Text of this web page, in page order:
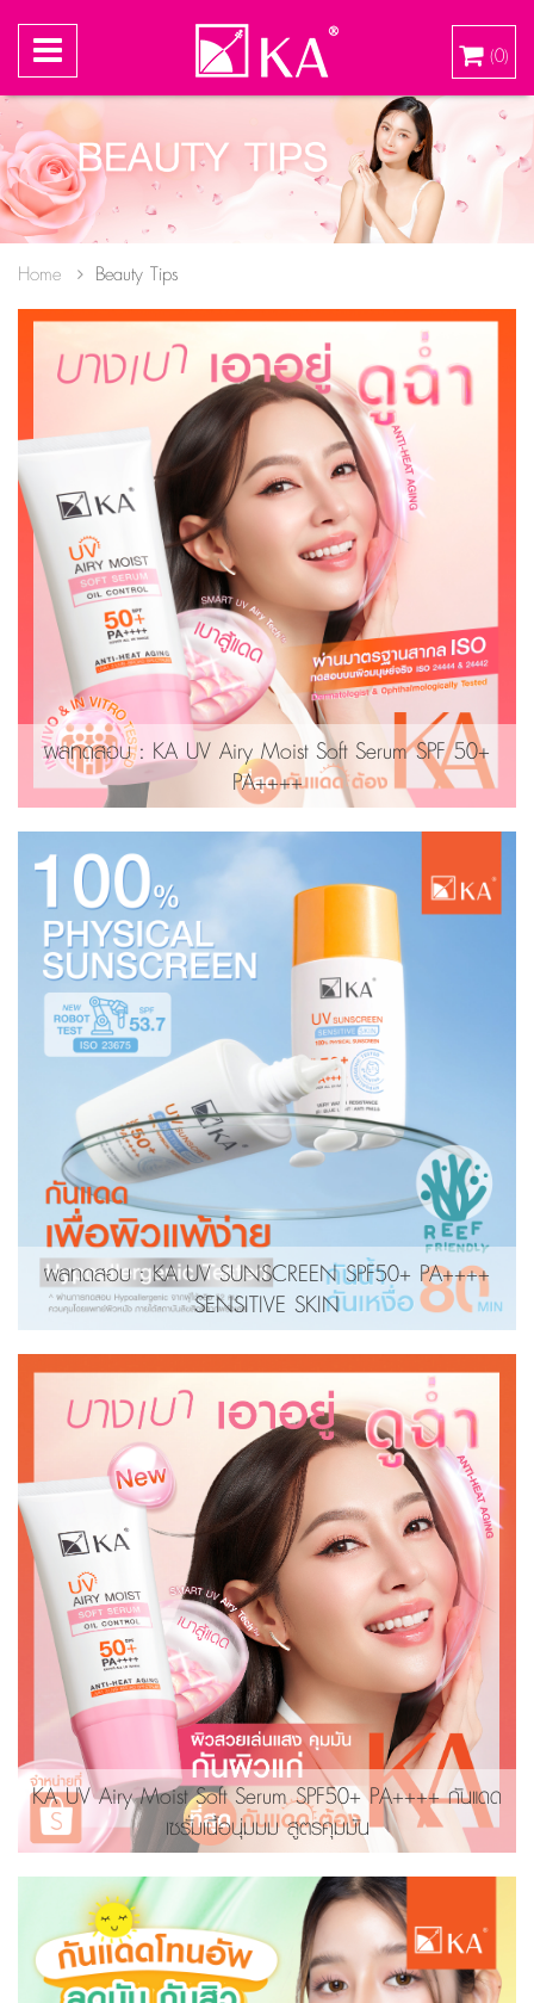
(0)
Home Beauty Tips
ผลทดสอบ : KA UV Airy Moist Soft Serum SPF 50+
PA++++
ผลทดสอบ : KA UV SUNSCREEN SPF50+ PA++++
SENSITIVE SKIN
KA UV Airy Moist Soft Serum SPF50+ PA++++ กันแดด
เซรั่มเนื้อนุ่มมม สูตรคุมมัน